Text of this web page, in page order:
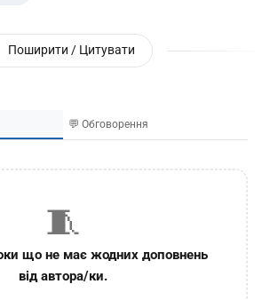
Поширити / Цитувати
💬 Обговорення
🧵
що не має жодних доповнень
від автора/ки.